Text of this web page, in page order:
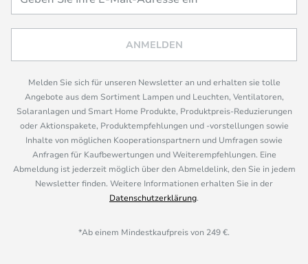
ANMELDEN
Melden Sie sich für unseren Newsletter an und erhalten sie tolle
Angebote aus dem Sortiment Lampen und Leuchten, Ventilatoren,
Solaranlagen und Smart Home Produkte, Produktpreis-Reduzierungen
oder Aktionspakete, Produktempfehlungen und -vorstellungen sowie
Inhalte von möglichen Kooperationspartnern und Umfragen sowie
Anfragen für Kaufbewertungen und Weiterempfehlungen. Eine
Abmeldung ist jederzeit möglich über den Abmeldelink, den Sie in jedem
Newsletter finden. Weitere Informationen erhalten Sie in der
Datenschutzerklärung.
*Ab einem Mindestkaufpreis von 249 €.